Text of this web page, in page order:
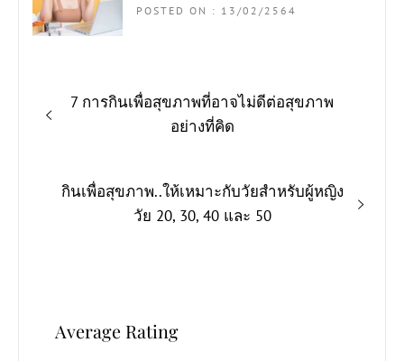
POSTED ON : 13/02/2564
แนะแนว
เรื่อง
Previous
7 การกินเพื่อสุขภาพที่อาจไม่ดีต่อสุขภาพ
อย่างที่คิด
Next
กินเพื่อสุขภาพ..ให้เหมาะกับวัยสำหรับผู้หญิง
วัย 20, 30, 40 และ 50
Average Rating